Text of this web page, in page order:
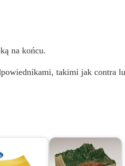
na końcu.
takimi jak contra